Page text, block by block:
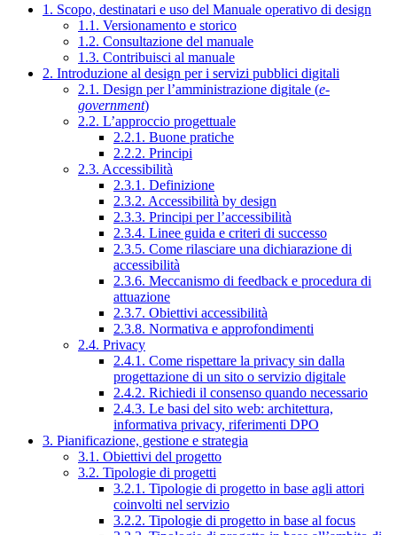
1. Scopo, destinatari e uso del Manuale operativo di design
1.1. Versionamento e storico
1.2. Consultazione del manuale
1.3. Contribuisci al manuale
2. Introduzione al design per i servizi pubblici digitali
2.1. Design per l’amministrazione digitale (e-
government)
2.2. L’approccio progettuale
2.2.1. Buone pratiche
2.2.2. Principi
2.3. Accessibilità
2.3.1. Definizione
2.3.2. Accessibilità by design
2.3.3. Principi per l’accessibilità
2.3.4. Linee guida e criteri di successo
2.3.5. Come rilasciare una dichiarazione di
accessibilità
2.3.6. Meccanismo di feedback e procedura di
attuazione
2.3.7. Obiettivi accessibilità
2.3.8. Normativa e approfondimenti
2.4. Privacy
2.4.1. Come rispettare la privacy sin dalla
progettazione di un sito o servizio digitale
2.4.2. Richiedi il consenso quando necessario
2.4.3. Le basi del sito web: architettura,
informativa privacy, riferimenti DPO
3. Pianificazione, gestione e strategia
3.1. Obiettivi del progetto
3.2. Tipologie di progetti
3.2.1. Tipologie di progetto in base agli attori
coinvolti nel servizio
3.2.2. Tipologie di progetto in base al focus